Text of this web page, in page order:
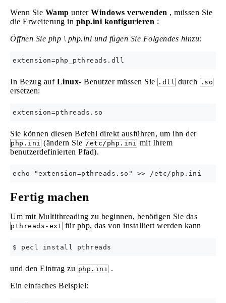
Wenn Sie Wamp unter Windows verwenden , müssen Sie
die Erweiterung in php.ini konfigurieren :
Öffnen Sie php \ php.ini und fügen Sie Folgendes hinzu:
In Bezug auf Linux- Benutzer müssen Sie .dll durch .so
ersetzen:
Sie können diesen Befehl direkt ausführen, um ihn der
php.ini (ändern Sie /etc/php.ini mit Ihrem
benutzerdefinierten Pfad).
Fertig machen
Um mit Multithreading zu beginnen, benötigen Sie das
pthreads-ext für php, das von installiert werden kann
und den Eintrag zu php.ini .
Ein einfaches Beispiel: